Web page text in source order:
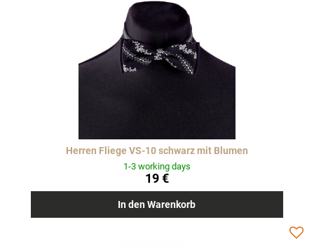
Herren Fliege VS-10 schwarz mit Blumen
1-3 working days
19 €
In den Warenkorb